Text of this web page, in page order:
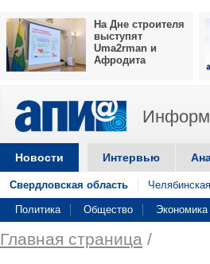
На Дне строителя
выступят
Uma2rman и
Афродита
Новости Интервью
Свердловская область
Политика Общество Экономика
Главная страница /